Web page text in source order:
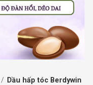
Dầu hấp tóc Berdywin